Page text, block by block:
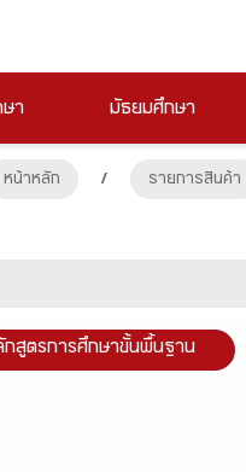
ษา มัธยมศึกษา
หน้าหลัก / รายการสินค้า
กสูตรการศึกษาขั้นพื้นฐาน